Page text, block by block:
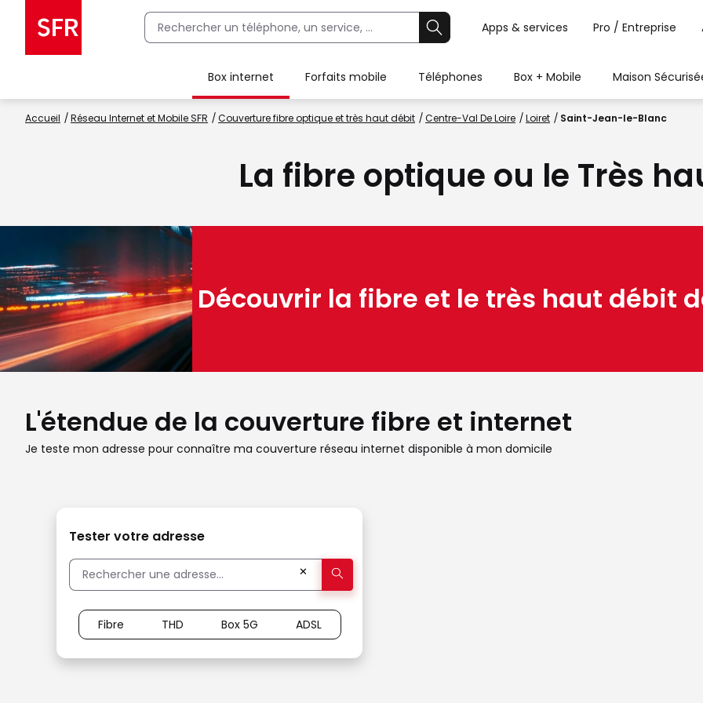
Apps & services Pro / Entreprise
Box internet Forfaits mobile Téléphones Box + Mobile Maison
Accueil Réseau Internet et Mobile SFR Couverture fibre optique et très haut débit Centre-Val De Loire Loiret Saint-Jean-le-Blanc
La fibre optique ou le Très
Découvrir la fibre et le très haut débit
L'étendue de la couverture fibre et internet
Je teste mon adresse pour connaître ma couverture réseau internet disponible à mon domicile
Tester votre adresse
✕
Fibre THD Box 5G ADSL